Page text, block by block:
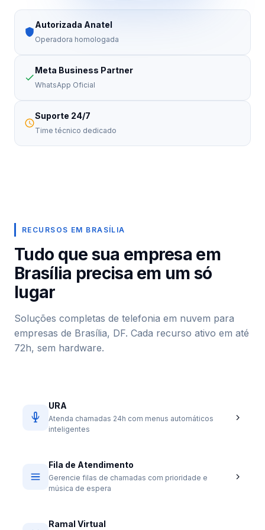
Autorizada Anatel
Operadora homologada
Meta Business Partner
WhatsApp Oficial
Suporte 24/7
Time técnico dedicado
RECURSOS EM BRASÍLIA
Tudo que sua empresa em
Brasília precisa em um só
lugar
Soluções completas de telefonia em nuvem para
empresas de Brasília, DF. Cada recurso ativo em até
72h, sem hardware.
URA
Atenda chamadas 24h com menus automáticos
inteligentes
Fila de Atendimento
Gerencie filas de chamadas com prioridade e
música de espera
Ramal Virtual